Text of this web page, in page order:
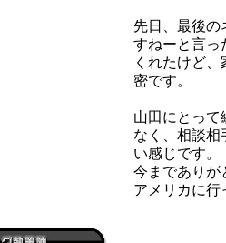
先日、最後の
すねーと言っ
くれたけど
密です。
山田にとって
なく、相談相
い感じです。
今までありが
アメリカに行